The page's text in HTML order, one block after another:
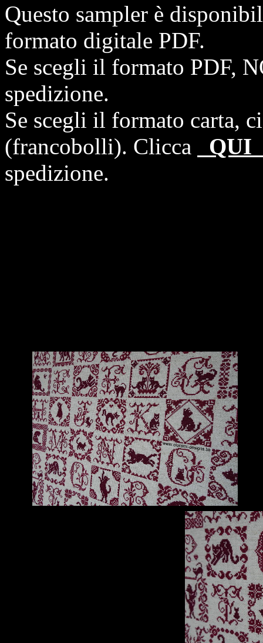
Questo sampler è
formato digitale PDF.
Se scegli il formato PDF,
spedizione.
Se scegli il formato carta,
(francobolli). Clicca
spedizione.